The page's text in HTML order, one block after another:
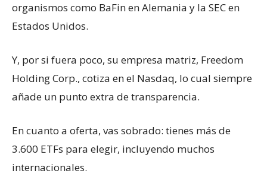
organismos como BaFin en Alemania y la SEC en
Estados Unidos.
Y, por si fuera poco, su empresa matriz, Freedom
Holding Corp., cotiza en el Nasdaq, lo cual siempre
añade un punto extra de transparencia.
En cuanto a oferta, vas sobrado: tienes más de
3.600 ETFs para elegir, incluyendo muchos
internacionales.